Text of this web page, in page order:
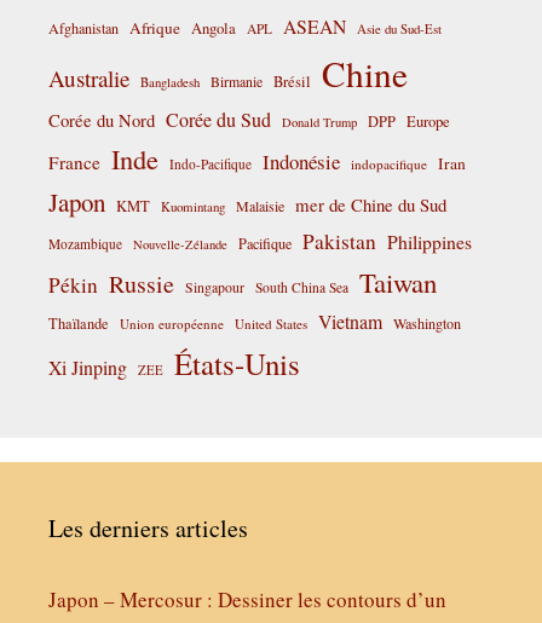
Afghanistan Afrique Angola APL ASEAN Asie du Sud-Est
Australie Bangladesh Birmanie Brésil Chine
Corée du Nord Corée du Sud Donald Trump DPP Europe
France Inde Indo-Pacifique Indonésie indopacifique Iran
Japon KMT Kuomintang Malaisie mer de Chine du Sud
Mozambique Nouvelle-Zélande Pacifique Pakistan Philippines
Pékin Russie Singapour South China Sea Taiwan
Thaïlande Union européenne United States Vietnam Washington
Xi Jinping ZEE États-Unis
Les derniers articles
Japon – Mercosur : Dessiner les contours d’un